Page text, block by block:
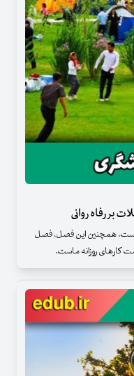
بر رفاه روانی
است. همچنین این فصل، فصل
کارهای روزانه ماست.